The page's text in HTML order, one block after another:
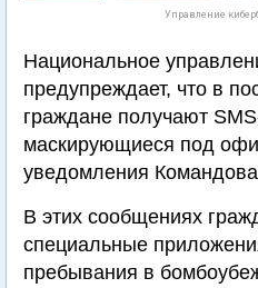
Управление
Национальное
предупреждает, что в
граждане получают
маскирующиеся под
уведомления
В этих сообщениях
специальные
пребывания в